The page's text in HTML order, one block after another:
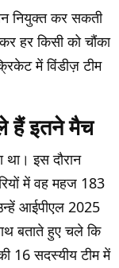
नियुक्त कर सकती
हर किसी को चौंका
में विंडीज़ टीम
इतने मैच
इस दौरान
में वह महज 183
आईपीएल 2025
बताते हुए चले कि
16 सदस्यीय टीम में